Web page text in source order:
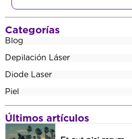
Categorías
Blog
Depilación Láser
Diode Laser
Piel
Últimos artículos